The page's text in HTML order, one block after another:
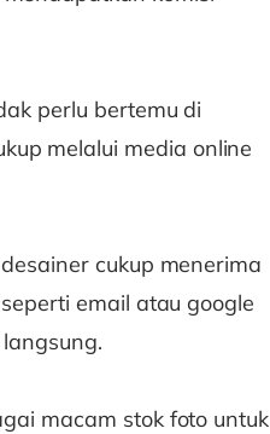
perlu bertemu di
melalui media online
cukup menerima
email atau google
macam stok foto untuk